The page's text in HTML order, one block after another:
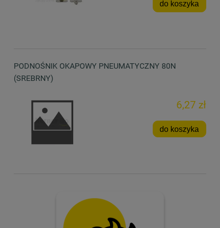
do koszyka
PODNOŚNIK OKAPOWY PNEUMATYCZNY 80N
(SREBRNY)
6,27 zł
do koszyka